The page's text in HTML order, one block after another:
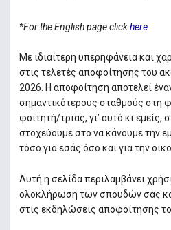
*For the English page clickhere
Με ιδιαίτερη υπερηφάνεια και
στις τελετές αποφοίτησης του
2026. Η αποφοίτηση αποτελεί
σημαντικότερους σταθμούς στη
φοιτητή/τριας, γι’ αυτό κι εμείς,
στοχεύουμε στο να κάνουμε την
τόσο για εσάς όσο και για την
Αυτή η σελίδα περιλαμβάνει
ολοκλήρωση των σπουδών σας
στις εκδηλώσεις αποφοίτησης